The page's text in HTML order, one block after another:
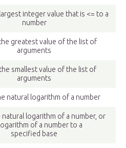
integer value that is <= to a
number
greatest value of the list of
arguments
smallest value of the list of
arguments
natural logarithm of a number
natural logarithm of a number, or
of a number to a
specified base